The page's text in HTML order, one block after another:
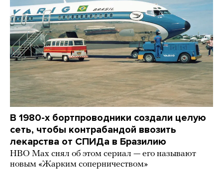
В 1980-х бортпроводники создали целую
сеть, чтобы контрабандой ввозить
лекарства от СПИДа в Бразилию
HBO Max снял об этом сериал — его называют
новым «Жарким соперничеством»